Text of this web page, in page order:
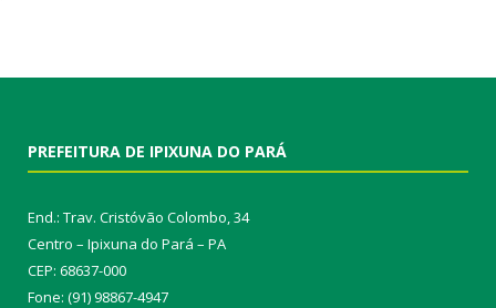
PREFEITURA DE IPIXUNA DO PARÁ
End.: Trav. Cristóvão Colombo, 34
Centro – Ipixuna do Pará – PA
CEP: 68637-000
Fone: (91) 98867-4947